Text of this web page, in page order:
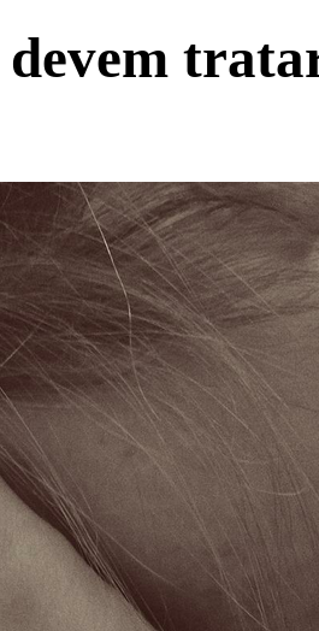
devem